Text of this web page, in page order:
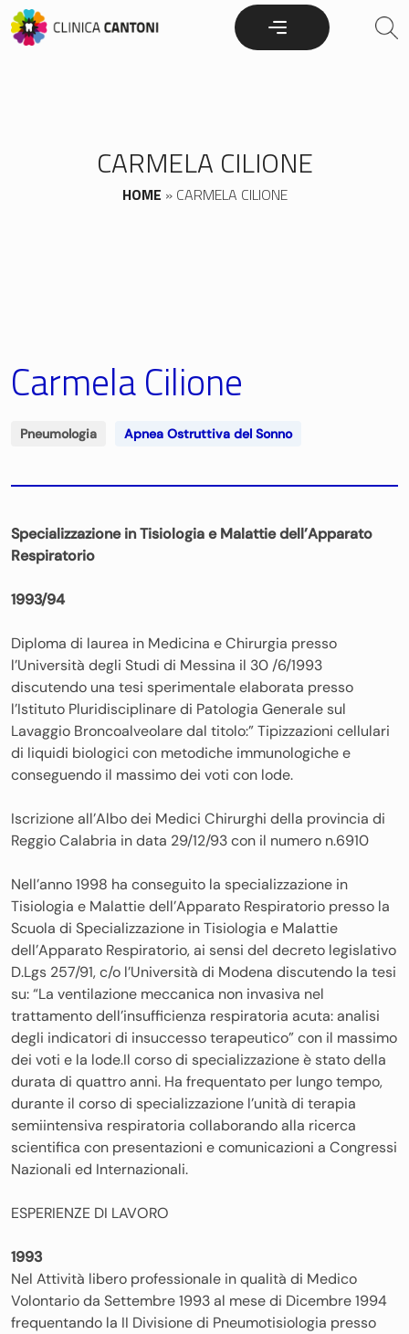
Skip
to
CARMELA CILIONE
HOME » CARMELA CILIONE
Carmela Cilione
Pneumologia Apnea Ostruttiva del Sonno
Specializzazione in Tisiologia e Malattie dell’Apparato
Respiratorio
1993/94
Diploma di laurea in Medicina e Chirurgia presso
l’Università degli Studi di Messina il 30 /6/1993
discutendo una tesi sperimentale elaborata presso
l’Istituto Pluridisciplinare di Patologia Generale sul
Lavaggio Broncoalveolare dal titolo:” Tipizzazioni cellulari
di liquidi biologici con metodiche immunologiche e
conseguendo il massimo dei voti con lode.
Iscrizione all’Albo dei Medici Chirurghi della provincia di
Reggio Calabria in data 29/12/93 con il numero n.6910
Nell’anno 1998 ha conseguito la specializzazione in
Tisiologia e Malattie dell’Apparato Respiratorio presso la
Scuola di Specializzazione in Tisiologia e Malattie
dell’Apparato Respiratorio, ai sensi del decreto legislativo
D.Lgs 257/91, c/o l’Università di Modena discutendo la tesi
su: “La ventilazione meccanica non invasiva nel
trattamento dell’insufficienza respiratoria acuta: analisi
degli indicatori di insuccesso terapeutico” con il massimo
dei voti e la lode.Il corso di specializzazione è stato della
durata di quattro anni. Ha frequentato per lungo tempo,
durante il corso di specializzazione l’unità di terapia
semiintensiva respiratoria collaborando alla ricerca
scientifica con presentazioni e comunicazioni a Congressi
Nazionali ed Internazionali.
ESPERIENZE DI LAVORO
1993
Nel Attività libero professionale in qualità di Medico
Volontario da Settembre 1993 al mese di Dicembre 1994
frequentando la II Divisione di Pneumotisiologia presso